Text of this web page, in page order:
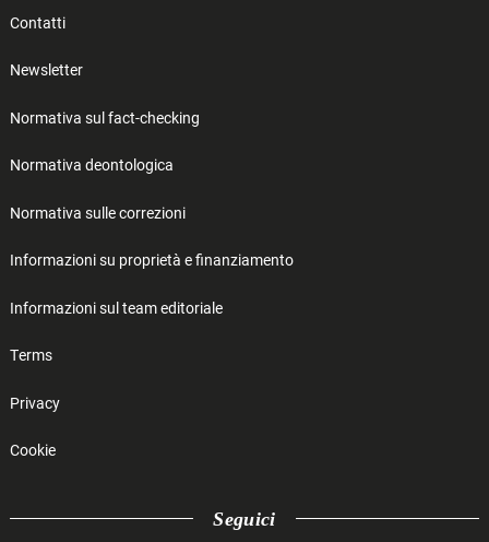
Contatti
Newsletter
Normativa sul fact-checking
Normativa deontologica
Normativa sulle correzioni
Informazioni su proprietà e finanziamento
Informazioni sul team editoriale
Terms
Privacy
Cookie
Seguici